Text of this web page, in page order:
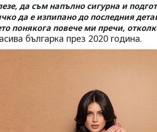
да съм напълно сигурна и
да е изпипано до последния
понякога повече ми пречи,
българка през 2020 година.